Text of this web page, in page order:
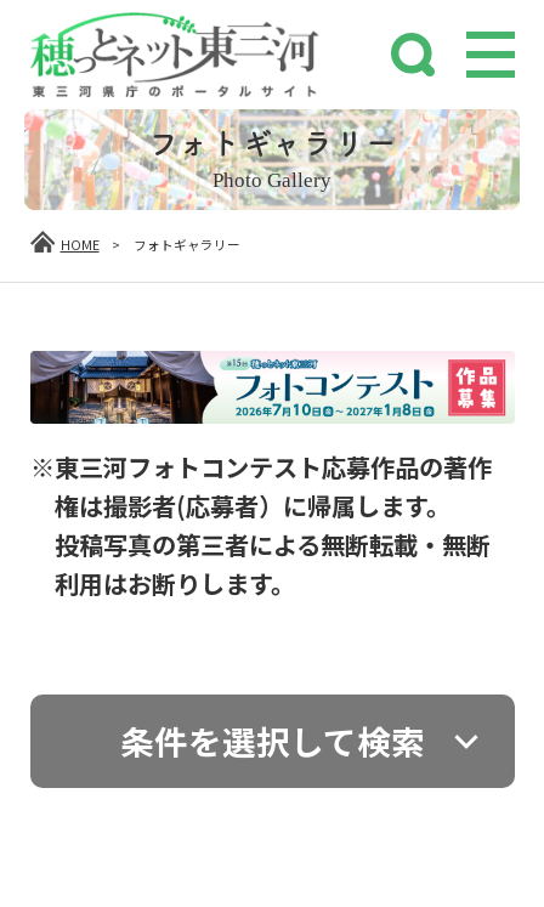
フォトギャラリー
Photo Gallery
HOME > フォトギャラリー
※東三河フォトコンテスト応募作品の著作
権は撮影者(応募者）に帰属します。
投稿写真の第三者による無断転載・無断
利用はお断りします。
条件を選択して検索